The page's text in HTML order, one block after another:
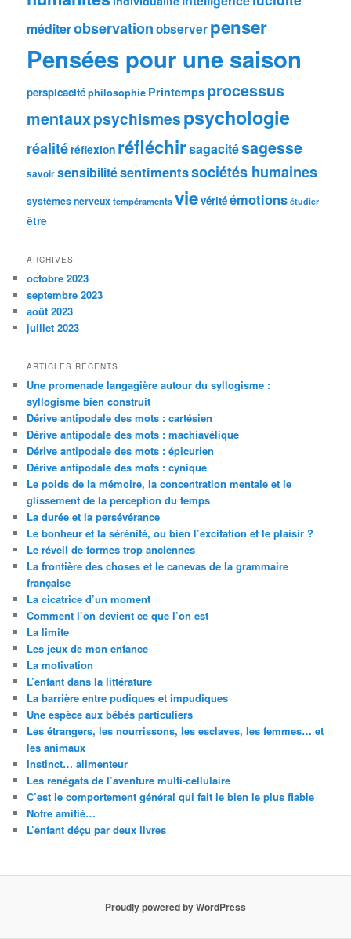
méditerobservationobserverpenser
Pensées pour une saison
perspicacitéphilosophie Printemps processus
mentauxpsychismespsychologie
réalitéréflexion réfléchirsagacitésagesse
savoirsensibilitésentimentssociétés humaines
systèmes nerveuxtempéramentsvievéritéémotions étudier
être
ARCHIVES
octobre 2023
septembre 2023
août 2023
juillet 2023
ARTICLES RÉCENTS
Une promenade langagière autour du syllogisme :
syllogisme bien construit
Dérive antipodale des mots : cartésien
Dérive antipodale des mots : machiavélique
Dérive antipodale des mots : épicurien
Dérive antipodale des mots : cynique
Le poids de la mémoire, la concentration mentale et le
glissement de la perception du temps
La durée et la persévérance
Le bonheur et la sérénité, ou bien l’excitation et le plaisir ?
Le réveil de formes trop anciennes
La frontière des choses et le canevas de la grammaire
française
La cicatrice d’un moment
Comment l’on devient ce que l’on est
La limite
Les jeux de mon enfance
La motivation
L’enfant dans la littérature
La barrière entre pudiques et impudiques
Une espèce aux bébés particuliers
Les étrangers, les nourrissons, les esclaves, les femmes… et
les animaux
Instinct… alimenteur
Les renégats de l’aventure multi-cellulaire
C’est le comportement général qui fait le bien le plus fiable
Notre amitié…
L’enfant déçu par deux livres
Proudly powered by WordPress